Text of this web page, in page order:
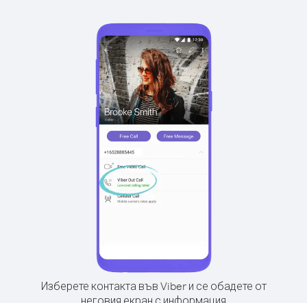
Изберете контакта във Viber и се обадете от
неговия екран с информация